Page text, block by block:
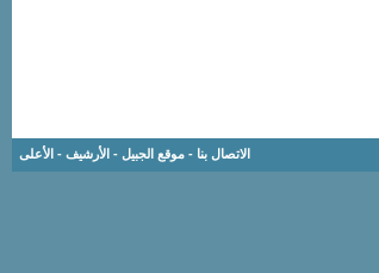
الاتصال بنا - موقع الجبيل - الأرشيف - الأعلى